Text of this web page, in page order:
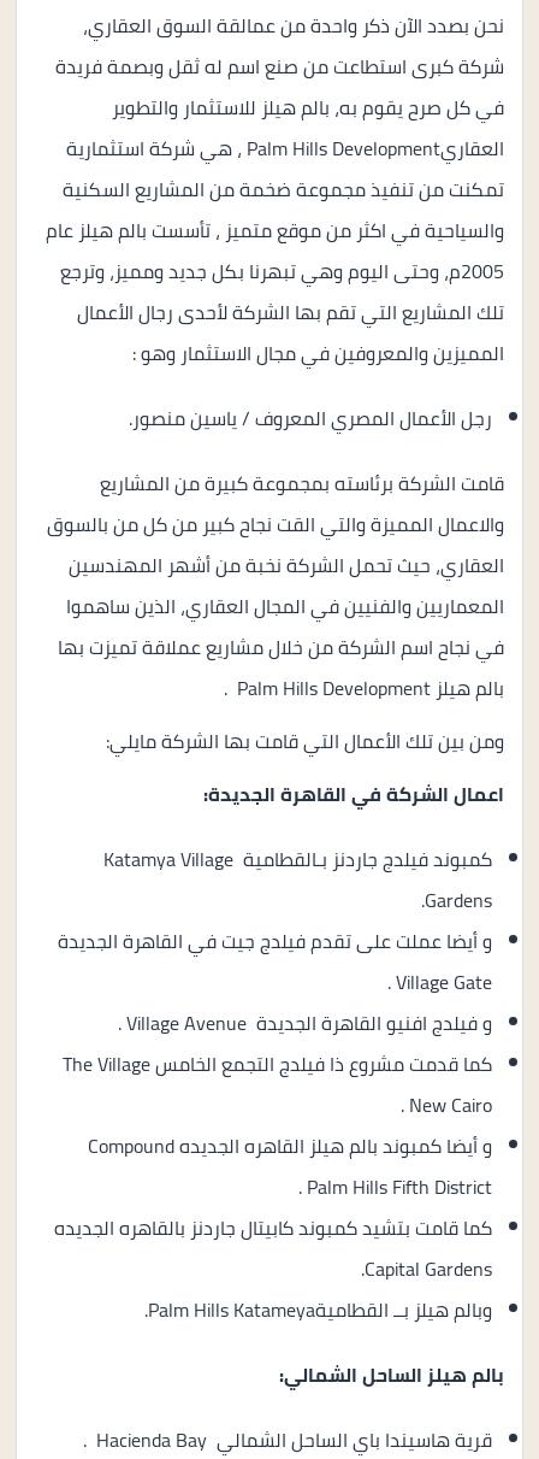
نحن بصدد الآن ذكر واحدة من عمالقة السوق العقاري،
شركة كبرى استطاعت من صنع اسم له ثقل وبصمة فريدة
في كل صرح يقوم به، بالم هيلز للاستثمار والتطوير
العقاريPalm Hills Development
، هي شركة استثمارية
تمكنت من تنفيذ مجموعة ضخمة من المشاريع السكنية
والسياحية في اكثر من موقع متميز ، تأسست بالم هيلز عام
2005م، وحتى اليوم وهي تبهرنا بكل جديد ومميز، وترجع
تلك المشاريع التي تقم بها الشركة لأحدى رجال الأعمال
المميزين والمعروفين في مجال الاستثمار وهو :
رجل الأعمال المصري المعروف / ياسين منصور.
قامت الشركة برئاسته بمجموعة كبيرة من المشاريع
والاعمال المميزة والتي القت نجاح كبير من كل من بالسوق
العقاري، حيث تحمل الشركة نخبة من أشهر المهندسين
المعماريين والفنيين في المجال العقاري، الذين ساهموا
في نجاح اسم الشركة من خلال مشاريع عملاقة تميزت بها
بالم هيلز Palm Hills Development .
ومن بين تلك الأعمال التي قامت بها الشركة مايلي:
اعمال الشركة في القاهرة الجديدة:
كمبوند فيلدج جاردنز بـالقطامية Katamya Village
Gardens.
و أيضا عملت على تقدم فيلدج جيت في القاهرة الجديدة
Village Gate .
و فيلدج افنيو القاهرة الجديدة Village Avenue .
كما قدمت مشروع ذا فيلدج التجمع الخامس The Village
New Cairo .
و أيضا كمبوند بالم هيلز القاهره الجديده Compound
Palm Hills Fifth District .
كما قامت بتشيد كمبوند كابيتال جاردنز بالقاهره الجديده
Capital Gardens.
وبالم هيلز بــ القطاميةPalm Hills Katameya.
بالم هيلز الساحل الشمالي:
قرية هاسيندا باي الساحل الشمالي Hacienda Bay .